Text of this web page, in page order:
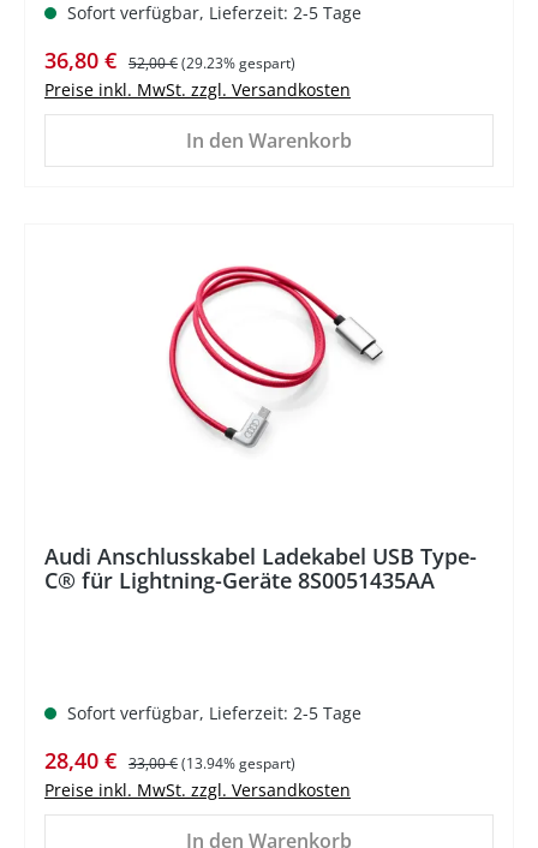
Sofort verfügbar, Lieferzeit: 2-5 Tage
Verkaufspreis:
36,80 € Regulärer Preis:
52,00 €(29.23% gespart)
Preise inkl. MwSt. zzgl. Versandkosten
In den Warenkorb
Audi Anschlusskabel Ladekabel USB Type-
C® für Lightning-Geräte 8S0051435AA
Sofort verfügbar, Lieferzeit: 2-5 Tage
Verkaufspreis:
28,40 € Regulärer Preis:
33,00 €(13.94% gespart)
Preise inkl. MwSt. zzgl. Versandkosten
In den Warenkorb